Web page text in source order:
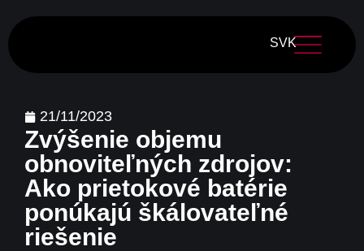
SVK
21/11/2023
Zvýšenie objemu
obnoviteľných zdrojov:
Ako prietokové batérie
ponúkajú škálovateľné
riešenie